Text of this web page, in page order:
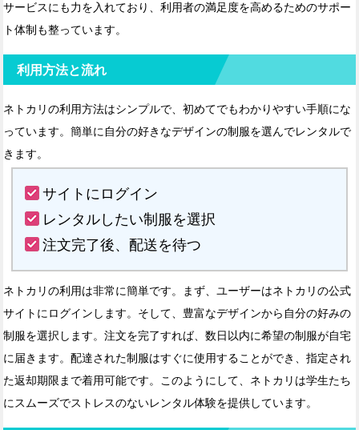
サービスにも力を入れており、利用者の満足度を高めるためのサポー
ト体制も整っています。
利用方法と流れ
ネトカリの利用方法はシンプルで、初めてでもわかりやすい手順にな
っています。簡単に自分の好きなデザインの制服を選んでレンタルで
きます。
サイトにログイン
レンタルしたい制服を選択
注文完了後、配送を待つ
ネトカリの利用は非常に簡単です。まず、ユーザーはネトカリの公式
サイトにログインします。そして、豊富なデザインから自分の好みの
制服を選択します。注文を完了すれば、数日以内に希望の制服が自宅
に届きます。配達された制服はすぐに使用することができ、指定され
た返却期限まで着用可能です。このようにして、ネトカリは学生たち
にスムーズでストレスのないレンタル体験を提供しています。